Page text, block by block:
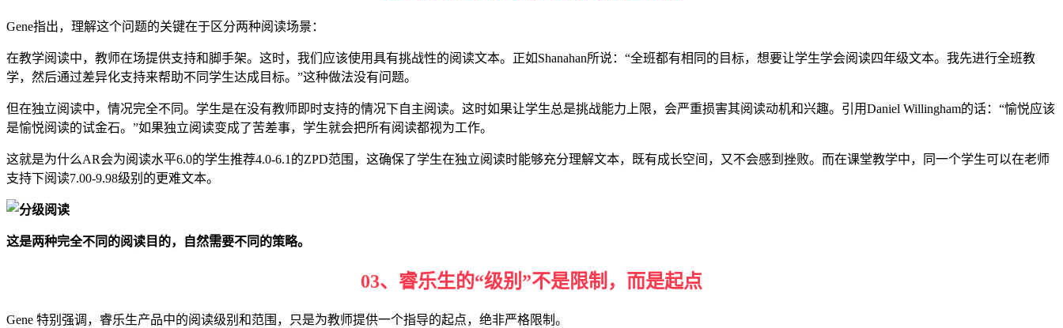
Gene指出，理解这个问题的关键在于区分两种阅读场景：
在教学阅读中，教师在场提供支持和脚手架。这时，我们应该使用具有挑战性的阅读文本。正如Shanahan所说：“全班都有相同的目标，想要让学生学会阅读四年级文本。我先进行全班教
学，然后通过差异化支持来帮助不同学生达成目标。”这种做法没有问题。
但在独立阅读中，情况完全不同。学生是在没有教师即时支持的情况下自主阅读。这时如果让学生总是挑战能力上限，会严重损害其阅读动机和兴趣。引用Daniel Willingham的话：“愉悦应该
是愉悦阅读的试金石。”如果独立阅读变成了苦差事，学生就会把所有阅读都视为工作。
这就是为什么AR会为阅读水平6.0的学生推荐4.0-6.1的ZPD范围，这确保了学生在独立阅读时能够充分理解文本，既有成长空间，又不会感到挫败。而在课堂教学中，同一个学生可以在老师
支持下阅读7.00-9.98级别的更难文本。
这是两种完全不同的阅读目的，自然需要不同的策略。
03、睿乐生的“级别”不是限制，而是起点
Gene 特别强调，睿乐生产品中的阅读级别和范围，只是为教师提供一个指导的起点，绝非严格限制。